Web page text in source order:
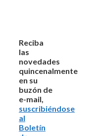
Reciba
las
novedades
quincenalmente
en su
buzón de
e-mail,
suscribiéndose
al
Boletín